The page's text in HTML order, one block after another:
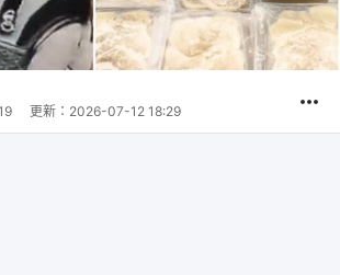
更新： 2026-07-12 18:29